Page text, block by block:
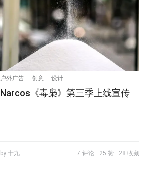
户外广告 创意 设计
Narcos《毒枭》第三季上线宣传
by 十九 7 评论 25 赞 28 收藏